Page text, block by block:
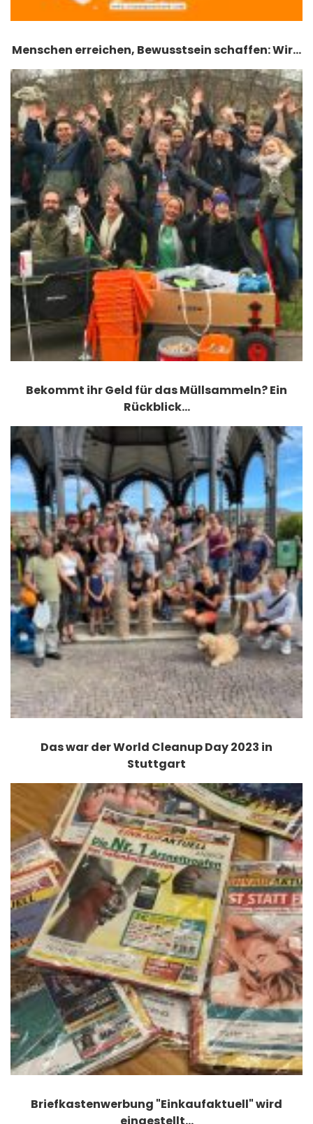
Menschen erreichen, Bewusstsein schaffen: Wir…
Bekommt ihr Geld für das Müllsammeln? Ein
Rückblick…
Das war der World Cleanup Day 2023 in
Stuttgart
Briefkastenwerbung "Einkaufaktuell" wird
eingestellt…